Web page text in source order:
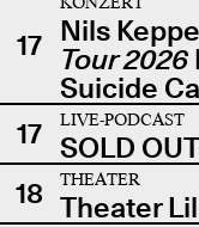
17 Nils
Tour 2026
Suicide
17
LIVE-PODCAST
SOLD
18
THEATER
Theater